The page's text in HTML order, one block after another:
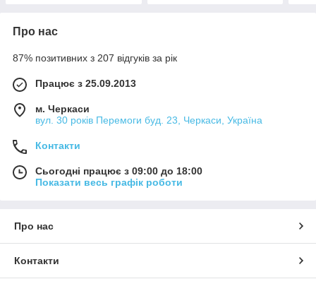
Про нас
87% позитивних з 207 відгуків за рік
Працює з 25.09.2013
м. Черкаси
вул. 30 років Перемоги буд. 23, Черкаси, Україна
Контакти
Сьогодні працює з 09:00 до 18:00
Показати весь графік роботи
Про нас
Контакти